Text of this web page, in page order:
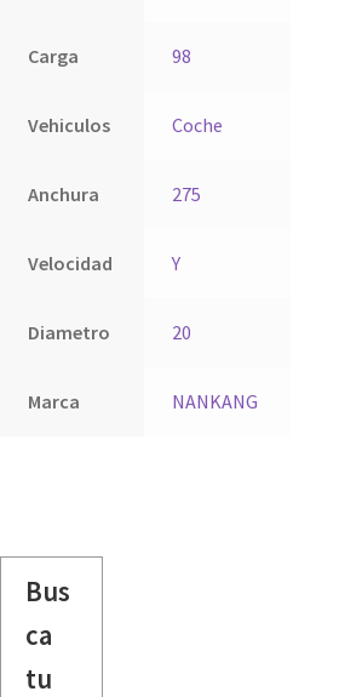
Carga 98
Vehiculos Coche
Anchura 275
Velocidad Y
Diametro 20
Marca NANKANG
Bus
ca
tu